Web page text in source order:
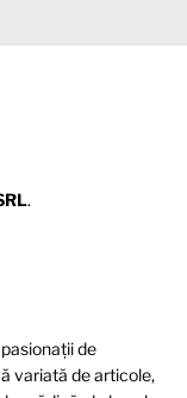
.
de
variată de articole,